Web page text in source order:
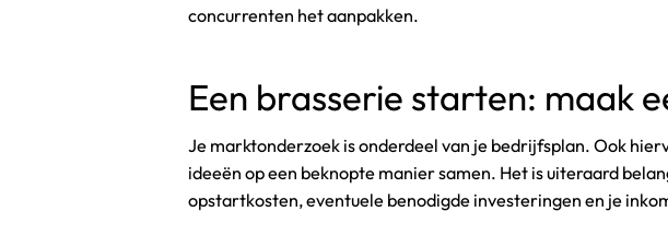
concurrenten het aanpakken.
Een brasserie starten: maak
Je marktonderzoek is onderdeel van je bedrijfsplan. Ook
ideeën op een beknopte manier samen. Het is uiteraard
opstartkosten, eventuele benodigde investeringen en je